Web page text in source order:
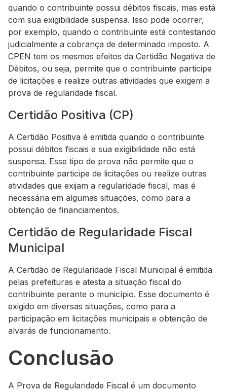
quando o contribuinte possui débitos fiscais, mas está
com sua exigibilidade suspensa. Isso pode ocorrer,
por exemplo, quando o contribuinte está contestando
judicialmente a cobrança de determinado imposto. A
CPEN tem os mesmos efeitos da Certidão Negativa de
Débitos, ou seja, permite que o contribuinte participe
de licitações e realize outras atividades que exigem a
prova de regularidade fiscal.
Certidão Positiva (CP)
A Certidão Positiva é emitida quando o contribuinte
possui débitos fiscais e sua exigibilidade não está
suspensa. Esse tipo de prova não permite que o
contribuinte participe de licitações ou realize outras
atividades que exijam a regularidade fiscal, mas é
necessária em algumas situações, como para a
obtenção de financiamentos.
Certidão de Regularidade Fiscal
Municipal
A Certidão de Regularidade Fiscal Municipal é emitida
pelas prefeituras e atesta a situação fiscal do
contribuinte perante o município. Esse documento é
exigido em diversas situações, como para a
participação em licitações municipais e obtenção de
alvarás de funcionamento.
Conclusão
A Prova de Regularidade Fiscal é um documento